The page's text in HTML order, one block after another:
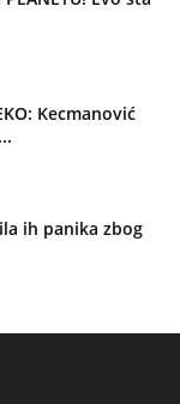
Kecmanović
ih panika zbog